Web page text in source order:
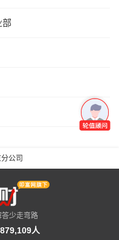
部
公司
少走弯路
人